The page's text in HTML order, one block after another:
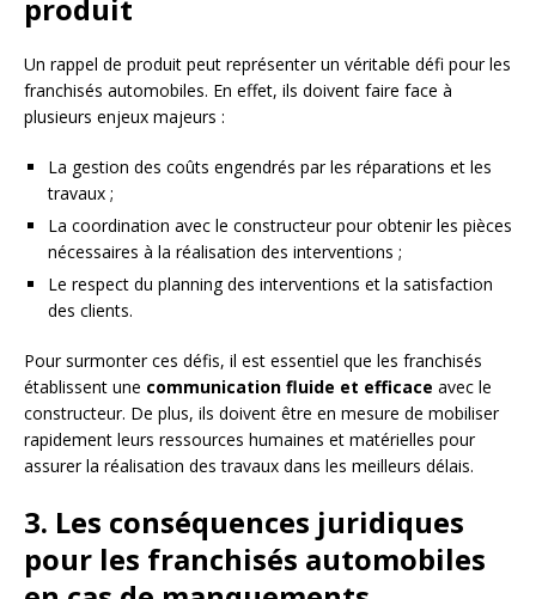
produit
Un rappel de produit peut représenter un véritable défi pour les
franchisés automobiles. En effet, ils doivent faire face à
plusieurs enjeux majeurs :
La gestion des coûts engendrés par les réparations et les
travaux ;
La coordination avec le constructeur pour obtenir les pièces
nécessaires à la réalisation des interventions ;
Le respect du planning des interventions et la satisfaction
des clients.
Pour surmonter ces défis, il est essentiel que les franchisés
établissent une communication fluide et efficace avec le
constructeur. De plus, ils doivent être en mesure de mobiliser
rapidement leurs ressources humaines et matérielles pour
assurer la réalisation des travaux dans les meilleurs délais.
3. Les conséquences juridiques
pour les franchisés automobiles